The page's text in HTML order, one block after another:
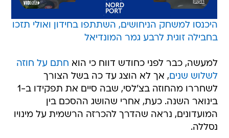
היכנסו למשחק הניחושים, השתתפו בחידון ואולי תזכו
בחבילה זוגית לרבע גמר המונדיאל
למעשה, כבר לפני כחודש דווח כי הוא חתם על חוזה
לשלוש שנים, אך לא הוצג עד כה בשל הצורך
לשחררו מהחוזה בצ'לסי, שבה סיים את תפקידו ב-1
בינואר השנה. כעת, אחרי שהושג ההסכם בין
המועדונים, נראה שהדרך להכרזה הרשמית על מינויו
נסללה.